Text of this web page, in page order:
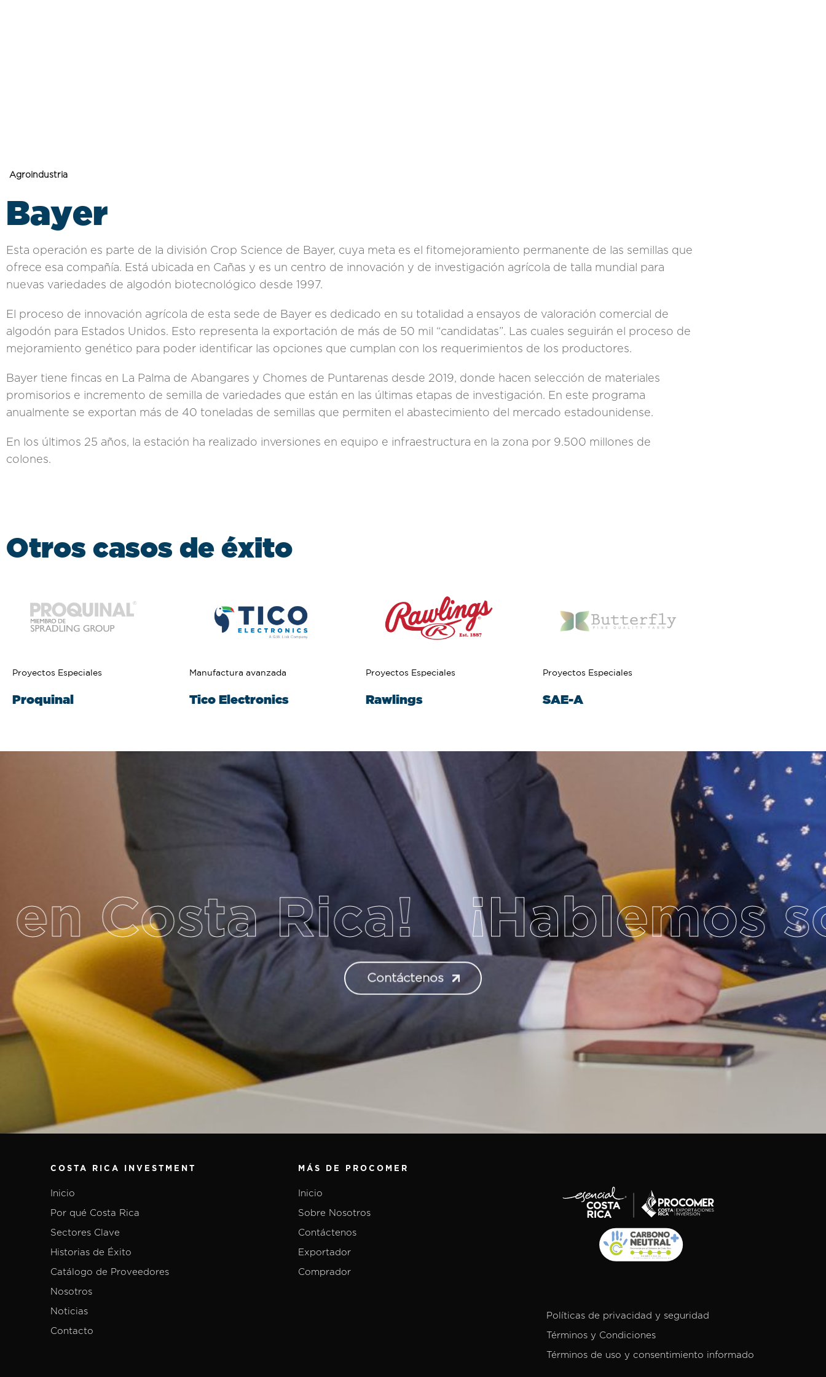
Agroindustria
Bayer
Esta operación es parte de la división Crop Science de Bayer, cuya meta es el fitomejoramiento permanente de las semillas que
ofrece esa compañía. Está ubicada en Cañas y es un centro de innovación y de investigación agrícola de talla mundial para
nuevas variedades de algodón biotecnológico desde 1997.
El proceso de innovación agrícola de esta sede de Bayer es dedicado en su totalidad a ensayos de valoración comercial de
algodón para Estados Unidos. Esto representa la exportación de más de 50 mil “candidatas”. Las cuales seguirán el proceso de
mejoramiento genético para poder identificar las opciones que cumplan con los requerimientos de los productores.
Bayer tiene fincas en La Palma de Abangares y Chomes de Puntarenas desde 2019, donde hacen selección de materiales
promisorios e incremento de semilla de variedades que están en las últimas etapas de investigación. En este programa
anualmente se exportan más de 40 toneladas de semillas que permiten el abastecimiento del mercado estadounidense.
En los últimos 25 años, la estación ha realizado inversiones en equipo e infraestructura en la zona por 9.500 millones de
colones.
Otros casos de éxito
Proyectos Especiales
Proquinal
Manufactura avanzada
Tico Electronics
Proyectos Especiales
Rawlings
Proyectos Especiales
SAE-A
Costa Rica! ¡Hablemos
Contáctenos
COSTA RICA INVESTMENT
Inicio
Por qué Costa Rica
Sectores Clave
Historias de Éxito
Catálogo de Proveedores
Nosotros
Noticias
Contacto
MÁS DE PROCOMER
Inicio
Sobre Nosotros
Contáctenos
Exportador
Comprador
Políticas de privacidad y seguridad
Términos y Condiciones
Términos de uso y consentimiento informado